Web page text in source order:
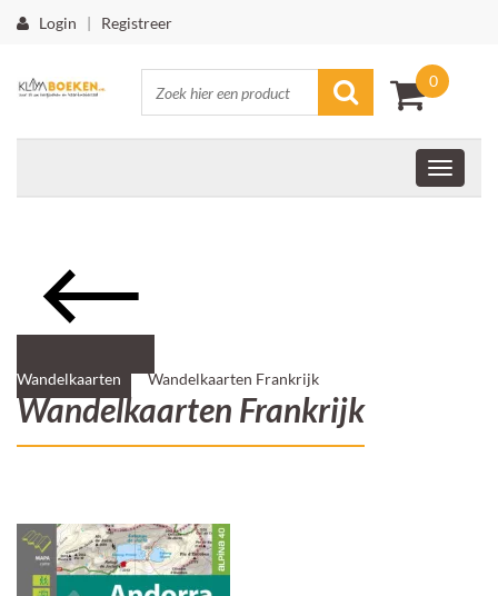
Login | Registreer
0
Wandelkaarten Wandelkaarten Frankrijk
Wandelkaarten Frankrijk